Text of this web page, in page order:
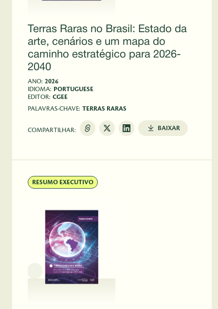
Terras Raras no Brasil: Estado da
arte, cenários e um mapa do
caminho estratégico para 2026-
2040
ANO: 2026
IDIOMA: PORTUGUESE
EDITOR: CGEE
PALAVRAS-CHAVE: TERRAS RARAS
COMPARTILHAR: BAIXAR
RESUMO EXECUTIVO